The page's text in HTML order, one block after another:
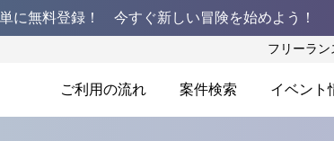
に無料登録！ 今すぐ新しい冒険を始めよう！
フリーラ
ご利用の流れ 案件検索 イベント